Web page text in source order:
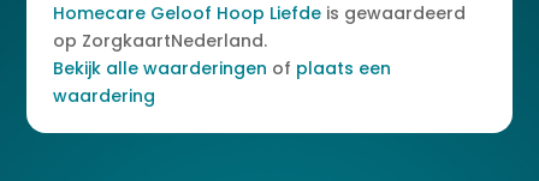
Homecare Geloof Hoop Liefde is gewaardeerd
op ZorgkaartNederland.
Bekijk alle waarderingen of plaats een
waardering